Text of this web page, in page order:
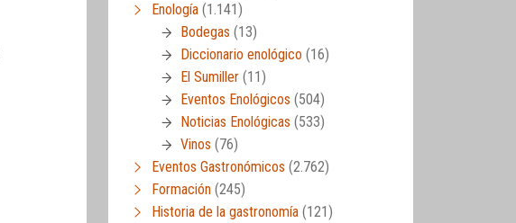
Enología (1.141)
Bodegas (13)
Diccionario enológico (16)
El Sumiller (11)
Eventos Enológicos (504)
Noticias Enológicas (533)
Vinos (76)
Eventos Gastronómicos (2.762)
Formación (245)
Historia de la gastronomía (121)